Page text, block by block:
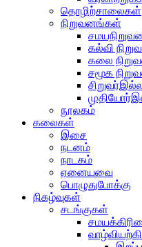
தொழிற்சாலைகள்
நிறுவனங்கள்
கல்வி
கலை
சமூக
நூலகம்
கலைகள்
இசை
நடனம்
நாடகம்
ஏனையவை
பொழுதுபோக்கு
நிகழ்வுகள்
சடங்குகள்